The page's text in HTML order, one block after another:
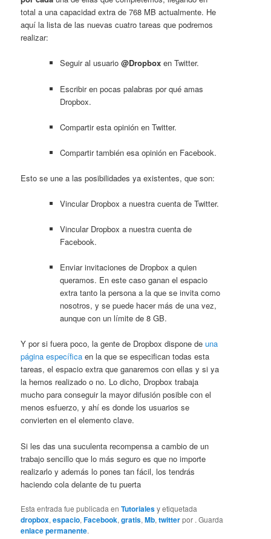
total a una capacidad extra de 768 MB actualmente. He
aquí la lista de las nuevas cuatro tareas que podremos
realizar:
Seguir al usuario@Dropbox en Twitter.
Escribir en pocas palabras por qué amas
Dropbox.
Compartir esta opinión en Twitter.
Compartir también esa opinión en Facebook.
Esto se une a las posibilidades ya existentes, que son:
Vincular Dropbox a nuestra cuenta de Twitter.
Vincular Dropbox a nuestra cuenta de
Facebook.
Enviar invitaciones de Dropbox a quien
queramos. En este caso ganan el espacio
extra tanto la persona a la que se invita como
nosotros, y se puede hacer más de una vez,
aunque con un límite de 8 GB.
Y por si fuera poco, la gente de Dropbox dispone deuna
página específica en la que se especifican todas esta
tareas, el espacio extra que ganaremos con ellas y si ya
la hemos realizado o no. Lo dicho, Dropbox trabaja
mucho para conseguir la mayor difusión posible con el
menos esfuerzo, y ahí es donde los usuarios se
convierten en el elemento clave.
Si les das una suculenta recompensa a cambio de un
trabajo sencillo que lo más seguro es que no importe
realizarlo y además lo pones tan fácil, los tendrás
haciendo cola delante de tu puerta
Esta entrada fue publicada enTutorialesy etiquetada
dropbox,espacio,Facebook,gratis,Mb,twitterpor . Guarda
enlace permanente.